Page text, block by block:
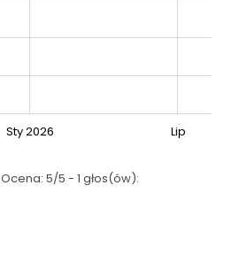
Sty 2026 Lip
Ocena: 5/5 - 1 głos(ów):